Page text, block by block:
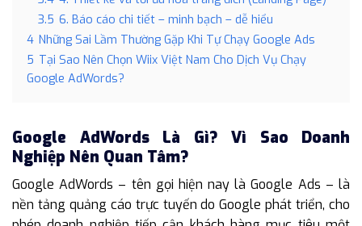
3.5 6. Báo cáo chi tiết – minh bạch – dễ hiểu
4 Những Sai Lầm Thường Gặp Khi Tự Chạy Google Ads
5 Tại Sao Nên Chọn Wiix Việt Nam Cho Dịch Vụ Chạy
Google AdWords?
Google AdWords Là Gì? Vì Sao Doanh
Nghiệp Nên Quan Tâm?
Google AdWords – tên gọi hiện nay là Google Ads – là
nền tảng quảng cáo trực tuyến do Google phát triển, cho